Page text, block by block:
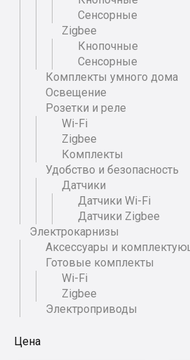
Сенсорные
Zigbee
Кнопочные
Сенсорные
Комплекты умного дома
Освещение
Розетки и реле
Wi-Fi
Zigbee
Комплекты
Удобство и безопасность
Датчики
Датчики Wi-Fi
Датчики Zigbee
Электрокарнизы
Аксессуары и
Готовые комплекты
Wi-Fi
Zigbee
Электроприводы
Цена
в зависимости от таких
заката и восхода солнца, вашего
Может быть подключен как с
нейтральной линии или без нее, в
нейтральной линии в месте
Интеграция с популярными
умными колонками: Google
Маруся mail.ru, Sber Салют и др.